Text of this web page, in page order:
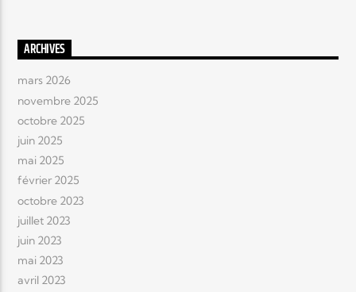
ARCHIVES
mars 2026
novembre 2025
octobre 2025
juin 2025
mai 2025
février 2025
octobre 2023
juillet 2023
juin 2023
mai 2023
avril 2023